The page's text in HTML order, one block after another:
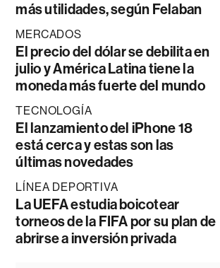
más utilidades, según Felaban
MERCADOS
El precio del dólar se debilita en
julio y América Latina tiene la
moneda más fuerte del mundo
TECNOLOGÍA
El lanzamiento del iPhone 18
está cerca y estas son las
últimas novedades
LÍNEA DEPORTIVA
La UEFA estudia boicotear
torneos de la FIFA por su plan de
abrirse a inversión privada